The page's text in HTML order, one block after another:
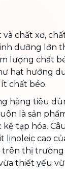
chất xơ,
dưỡng lớn
lượng chất
hạt hướng
chất béo.
hàng tiêu
là sản
tạp hóa.
linoleic cao
trên thị
thiết yếu